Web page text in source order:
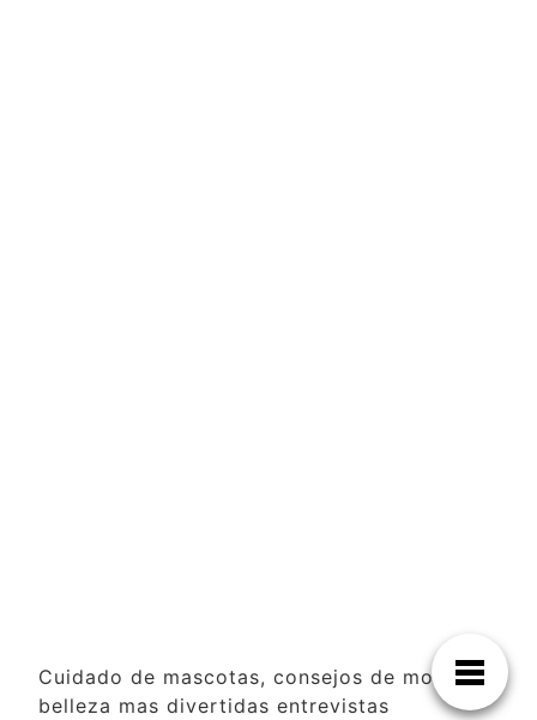
Cuidado de mascotas, consejos de moda y
belleza mas divertidas entrevistas